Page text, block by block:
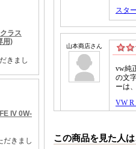
この商品を見た人